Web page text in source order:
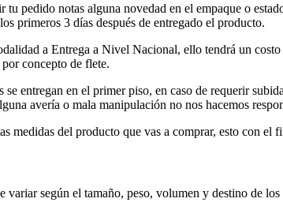
tu pedido notas alguna novedad en el empaque o
primeros 3 días después de entregado el producto.
a Entrega a Nivel Nacional, ello tendrá un
concepto de flete.
se entregan en el primer piso, en caso de requerir
avería o mala manipulación no nos hacemos
medidas del producto que vas a comprar, esto con el
variar según el tamaño, peso, volumen y destino de